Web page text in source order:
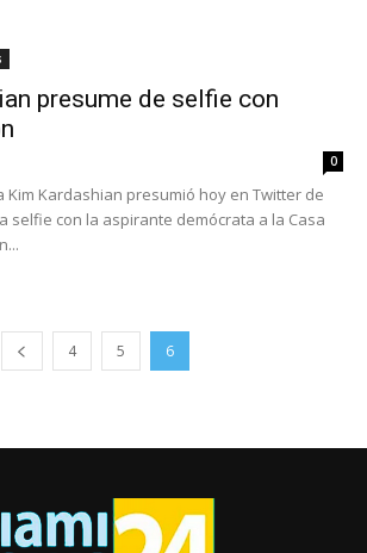
presume de selfie con
0
Kim Kardashian presumió hoy en Twitter de
selfie con la aspirante demócrata a la Casa
4 5 6